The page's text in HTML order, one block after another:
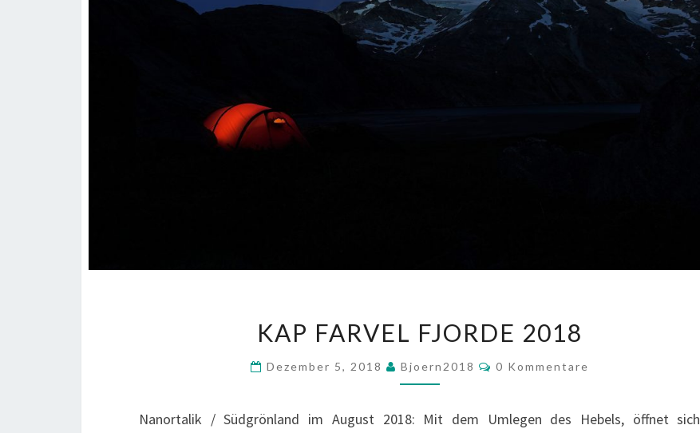
FARVEL
2018
KAP FARVEL FJORDE 2018
Dezember 5, 2018 Bjoern2018 Kommentare
0 Kommentare
Nanortalik / Südgrönland im August 2018: Mit dem Umlegen des Hebels, öffnet sich